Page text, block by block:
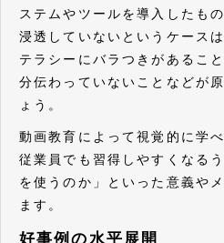
ステムやツールを導入したも
浸透していないというケース
テラシーにバラつきがあるこ
分伝わっていないことなどが
ょう。
動画教育によって視覚的に学
従業員でも習得しやすくなる
を使うのか」といった意義や
ます。
好事例の水平展開